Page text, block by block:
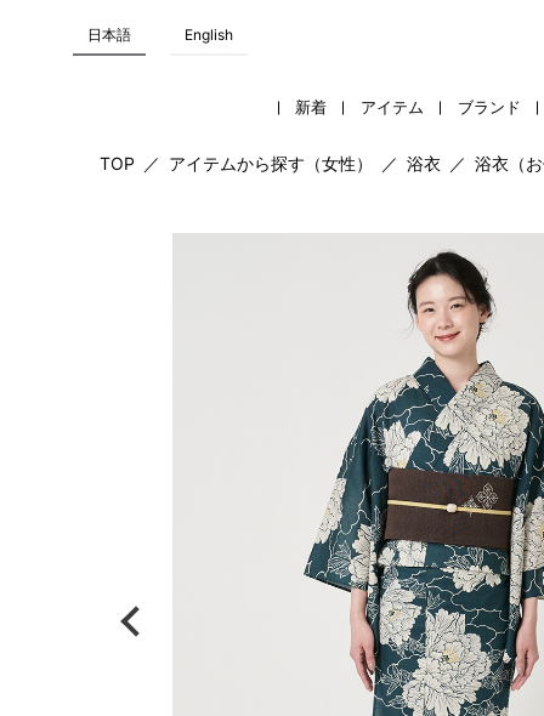
日本語 English
新着 アイテム ブランド
TOP ／ アイテムから探す（女性） ／ 浴衣 ／ 浴衣（